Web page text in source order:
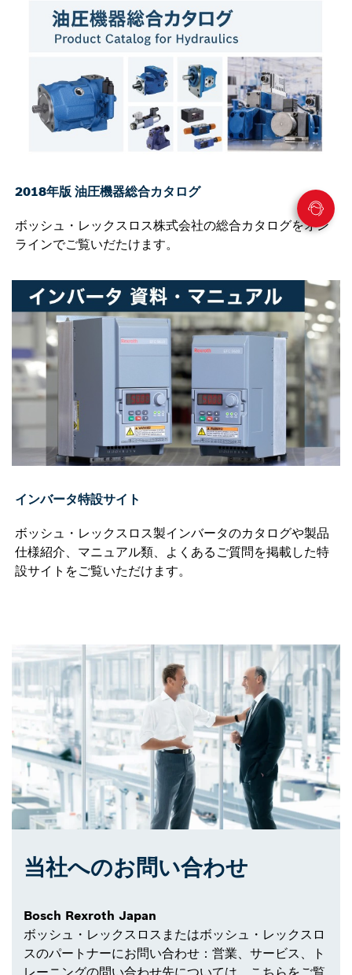
2018年版 油圧機器総合カタログ
ボッシュ・レックスロス株式会社の総合カタログをオン
ラインでご覧いだたけます。
インバータ特設サイト
ボッシュ・レックスロス製インバータのカタログや製品
仕様紹介、マニュアル類、よくあるご質問を掲載した特
設サイトをご覧いただけます。
当社へのお問い合わせ
Bosch Rexroth Japan
ボッシュ・レックスロスまたはボッシュ・レックスロ
スのパートナーにお問い合わせ：営業、サービス、ト
レーニングの問い合わせ先については、こちらをご覧